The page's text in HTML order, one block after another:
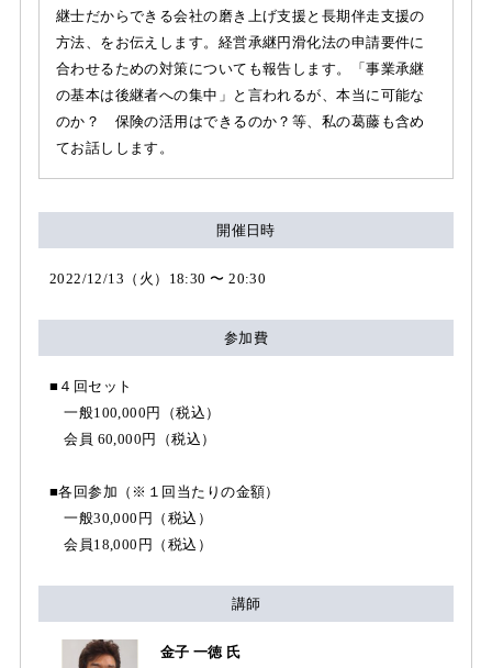
継士だからできる会社の磨き上げ支援と長期伴走支援の
方法、をお伝えします。経営承継円滑化法の申請要件に
合わせるための対策についても報告します。「事業承継
の基本は後継者への集中」と言われるが、本当に可能な
のか？ 保険の活用はできるのか？等、私の葛藤も含め
てお話しします。
開催日時
2022/12/13（火）18:30 〜 20:30
参加費
■４回セット
一般100,000円（税込）
会員 60,000円（税込）
■各回参加（※１回当たりの金額）
一般30,000円（税込）
会員18,000円（税込）
講師
金子 一徳 氏